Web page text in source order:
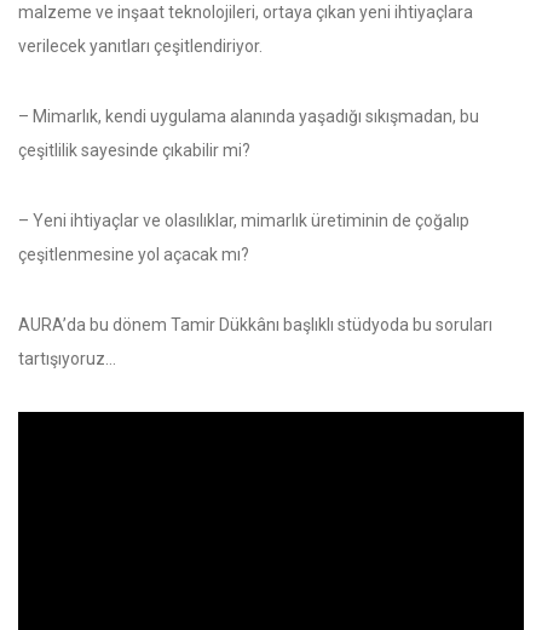
malzeme ve inşaat teknolojileri, ortaya çıkan yeni ihtiyaçlara
verilecek yanıtları çeşitlendiriyor.
– Mimarlık, kendi uygulama alanında yaşadığı sıkışmadan, bu
çeşitlilik sayesinde çıkabilir mi?
– Yeni ihtiyaçlar ve olasılıklar, mimarlık üretiminin de çoğalıp
çeşitlenmesine yol açacak mı?
AURA’da bu dönem Tamir Dükkânı başlıklı stüdyoda bu soruları
tartışıyoruz…